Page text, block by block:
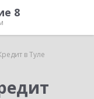
8
в Туле